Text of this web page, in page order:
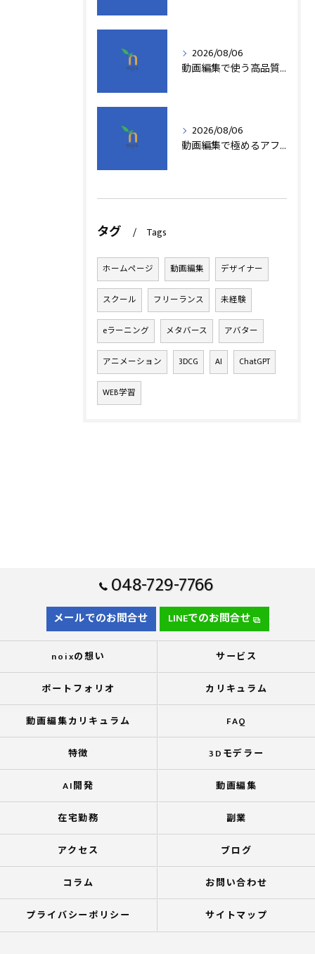
2026/08/06
動画編集で使う高品質アフターエフェクトテンプレート活用術
2026/08/06
動画編集で極めるアフターエフェクト基本技術
タグ Tags
ホームページ 動画編集 デザイナー
スクール フリーランス 未経験
eラーニング メタバース アバター
アニメーション 3DCG AI ChatGPT
WEB学習
048-729-7766
メールでのお問合せ LINEでのお問合せ
noixの想い サービス
ポートフォリオ カリキュラム
動画編集カリキュラム FAQ
特徴 3Dモデラー
AI開発 動画編集
在宅勤務 副業
アクセス ブログ
コラム お問い合わせ
プライバシーポリシー サイトマップ